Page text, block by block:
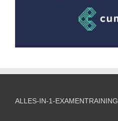
ALLES-IN-1-EXAMENTRAINING